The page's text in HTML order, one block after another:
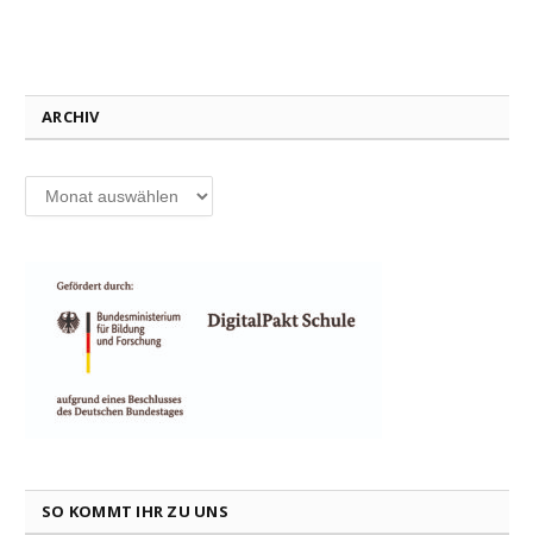
ARCHIV
Archiv
SO KOMMT IHR ZU UNS